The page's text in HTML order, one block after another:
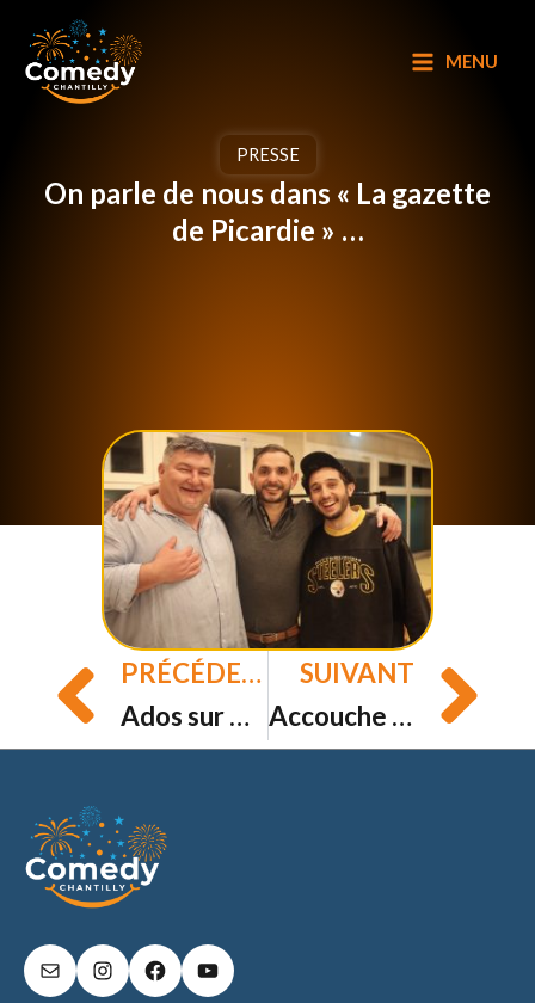
contenu
MENU
PRESSE
On parle de nous dans « La gazette
de Picardie » …
Prev
PRÉCÉDENT
Ados sur Tik Tok, les parents qui debloks – 18 Octobre 2025 à 16h30 – Espace bouteiller, Chantilly
SUIVANT
Accouche le fric – le Vendredi 10 Octobre 2025 à 20h30 – CinéDOri, Rue des Fraisiers, Orry-La-Ville